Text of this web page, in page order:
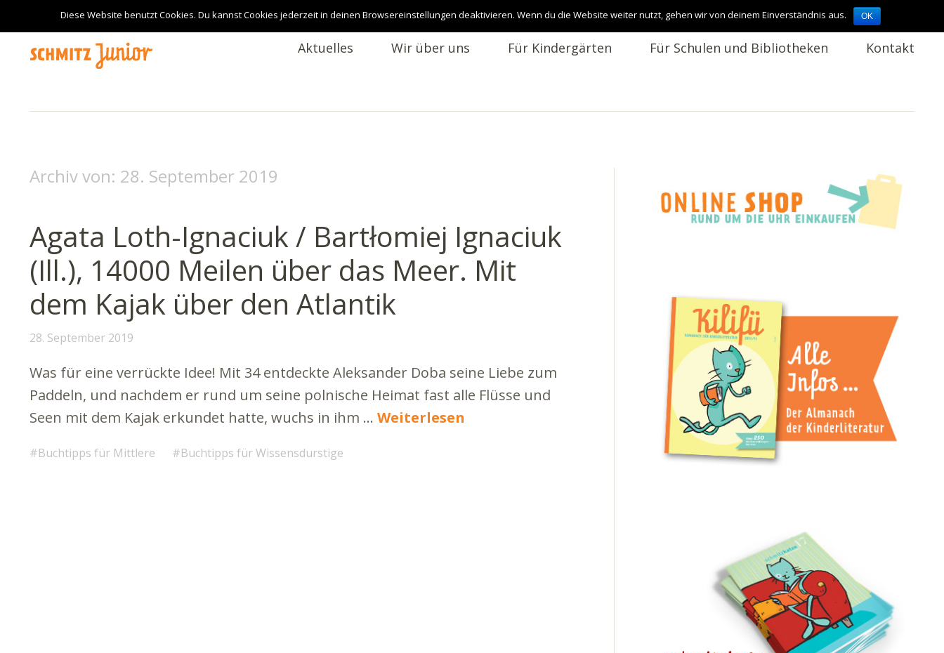
Aktuelles Wir über uns Für Kindergärten Für Schulen und Bibliotheken Kontakt
Archiv von: 28. September 2019
Agata Loth-Ignaciuk / Bartłomiej Ignaciuk
(Ill.), 14000 Meilen über das Meer. Mit
dem Kajak über den Atlantik
28. September 2019
Was für eine verrückte Idee! Mit 34 entdeckte Aleksander Doba seine Liebe zum
Paddeln, und nachdem er rund um seine polnische Heimat fast alle Flüsse und
Seen mit dem Kajak erkundet hatte, wuchs in ihm … Weiterlesen
Buchtipps für Mittlere Buchtipps für Wissensdurstige
Diese Website benutzt Cookies. Du kannst Cookies jederzeit in deinen Browsereinstellungen deaktivieren. Wenn du die Website weiter nutzt, gehen wir von deinem Einverständnis aus. OK